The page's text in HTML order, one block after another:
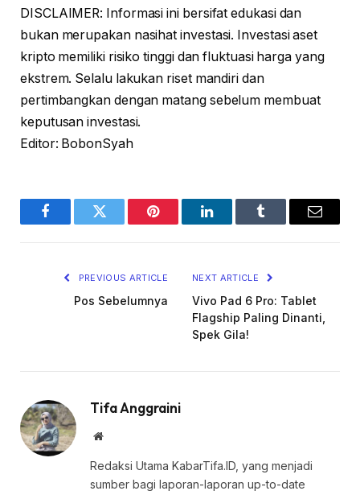
DISCLAIMER: Informasi ini bersifat edukasi dan
bukan merupakan nasihat investasi. Investasi aset
kripto memiliki risiko tinggi dan fluktuasi harga yang
ekstrem. Selalu lakukan riset mandiri dan
pertimbangkan dengan matang sebelum membuat
keputusan investasi.
Editor: BobonSyah
FacebookTwitter Pinterest LinkedInTumblr Email
PREVIOUS ARTICLE
Pos Sebelumnya
NEXT ARTICLE
Vivo Pad 6 Pro: Tablet
Flagship Paling Dinanti,
Spek Gila!
Tifa Anggraini
Website
Redaksi Utama KabarTifa.ID, yang menjadi
sumber bagi laporan-laporan up-to-date